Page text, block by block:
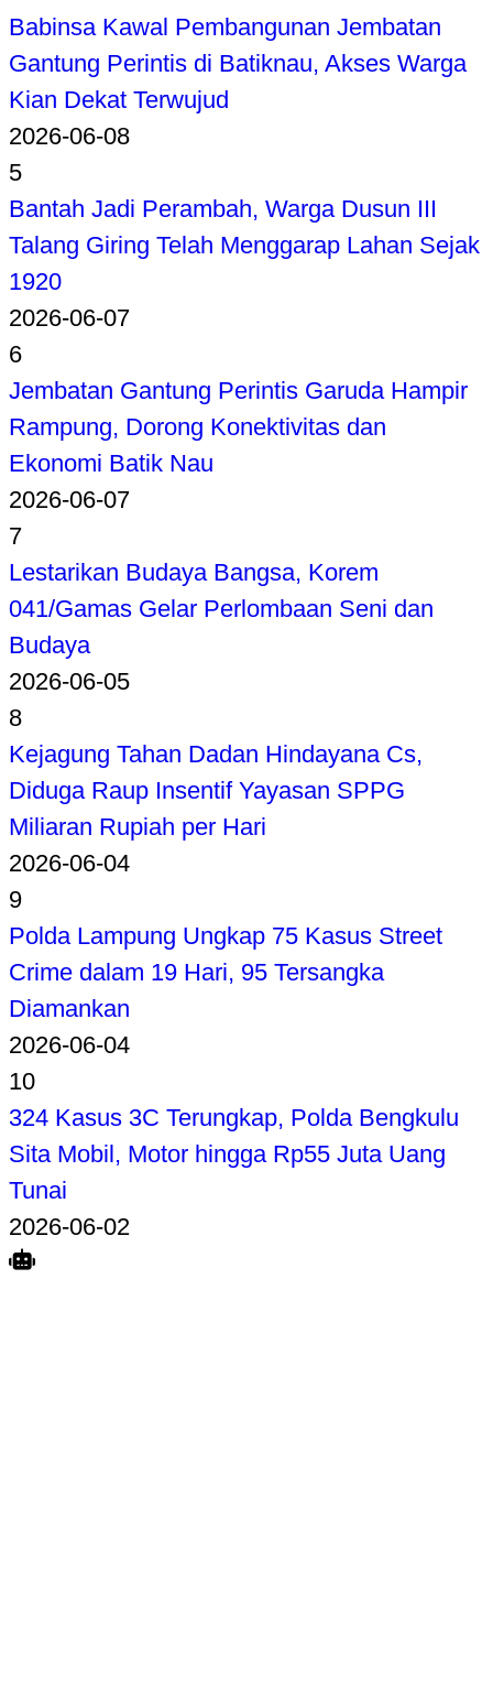
Babinsa Kawal Pembangunan Jembatan
Gantung Perintis di Batiknau, Akses Warga
Kian Dekat Terwujud
2026-06-08
5
Bantah Jadi Perambah, Warga Dusun III
Talang Giring Telah Menggarap Lahan Sejak
1920
2026-06-07
6
Jembatan Gantung Perintis Garuda Hampir
Rampung, Dorong Konektivitas dan
Ekonomi Batik Nau
2026-06-07
7
Lestarikan Budaya Bangsa, Korem
041/Gamas Gelar Perlombaan Seni dan
Budaya
2026-06-05
8
Kejagung Tahan Dadan Hindayana Cs,
Diduga Raup Insentif Yayasan SPPG
Miliaran Rupiah per Hari
2026-06-04
9
Polda Lampung Ungkap 75 Kasus Street
Crime dalam 19 Hari, 95 Tersangka
Diamankan
2026-06-04
10
324 Kasus 3C Terungkap, Polda Bengkulu
Sita Mobil, Motor hingga Rp55 Juta Uang
Tunai
2026-06-02